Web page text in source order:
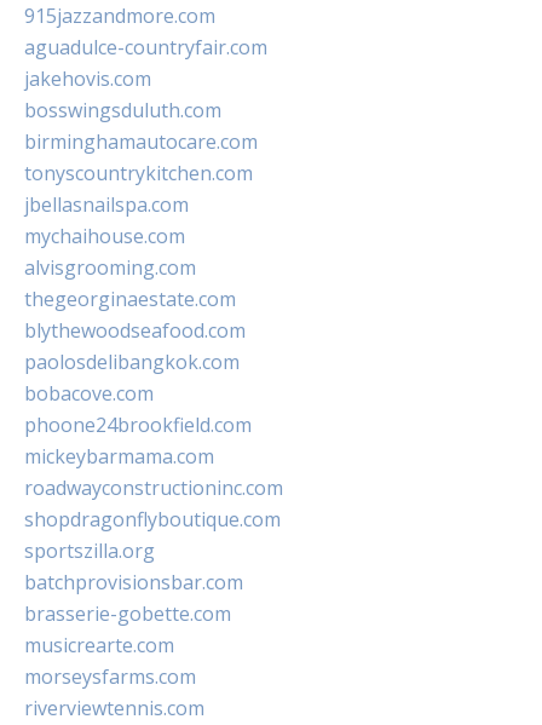
915jazzandmore.com
aguadulce-countryfair.com
jakehovis.com
bosswingsduluth.com
birminghamautocare.com
tonyscountrykitchen.com
jbellasnailspa.com
mychaihouse.com
alvisgrooming.com
thegeorginaestate.com
blythewoodseafood.com
paolosdelibangkok.com
bobacove.com
phoone24brookfield.com
mickeybarmama.com
roadwayconstructioninc.com
shopdragonflyboutique.com
sportszilla.org
batchprovisionsbar.com
brasserie-gobette.com
musicrearte.com
morseysfarms.com
riverviewtennis.com